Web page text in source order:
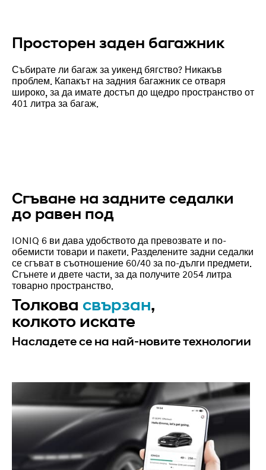
Просторен заден багажник
Събирате ли багаж за уикенд бягство? Никакъв
проблем. Капакът на задния багажник се отваря
широко, за да имате достъп до щедро пространство от
401 литра за багаж.
Сгъване на задните седалки
до равен под
IONIQ 6 ви дава удобството да превозвате и по-
обемисти товари и пакети. Разделените задни седалки
се сгъват в съотношение 60/40 за по-дълги предмети.
Сгънете и двете части, за да получите 2054 литра
товарно пространство.
Толкова свързан,
колкото искате
Насладете се на най-новите технологии